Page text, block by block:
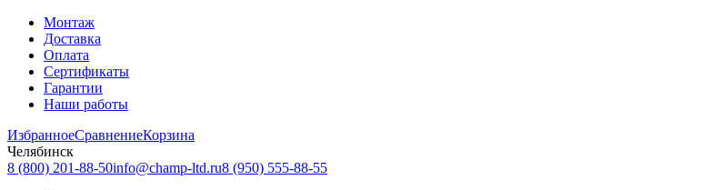
Монтаж
Доставка
Оплата
Сертификаты
Гарантии
Наши работы
ИзбранноеСравнениеКорзина
Челябинск
8 (800) 201-88-50info@champ-ltd.ru8 (950) 555-88-55